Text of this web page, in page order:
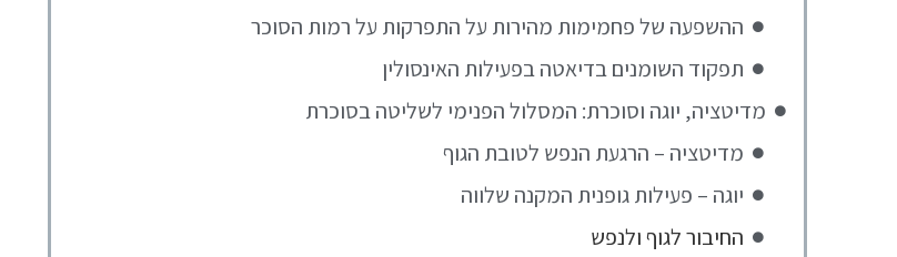
ההשפעה של פחמימות מהירות על התפרקות על רמות הסוכר
תפקוד השומנים בדיאטה בפעילות האינסולין
מדיטציה, יוגה וסוכרת: המסלול הפנימי לשליטה בסוכרת
מדיטציה – הרגעת הנפש לטובת הגוף
יוגה – פעילות גופנית המקנה שלווה
החיבור לגוף ולנפש